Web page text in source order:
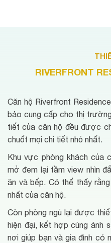
RIVERFRONT
Căn hộ Riverfront
bảo cung cấp cho thị
tiết của căn hộ đều được
chuốt mọi chi tiết nhỏ nhất.
Khu vực phòng khách của
mở đem lại tầm view nhìn
ăn và bếp. Có thể thấy
nhất của căn hộ.
Còn phòng ngủ lại được
hiện đại, kết hợp cùng ánh
nơi giúp bạn và gia đình có